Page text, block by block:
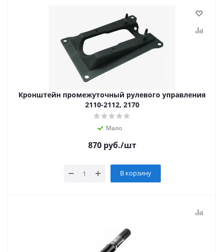
Кронштейн промежуточный рулевого управления
2110-2112, 2170
Мало
870руб./шт
В корзину